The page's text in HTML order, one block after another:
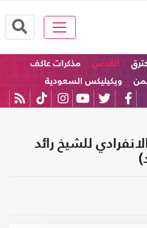
القدس
مذكرات عاكف
ويكيليكس السعودية
للشيخ رائد